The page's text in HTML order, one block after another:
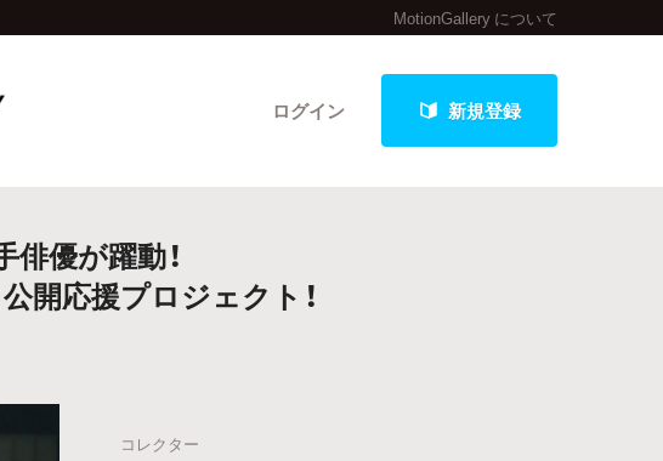
MotionGallery について
ログイン 新規登録
近のプロジェクト
集から探す
優が躍動！
開応援プロジェクト！
コレクター